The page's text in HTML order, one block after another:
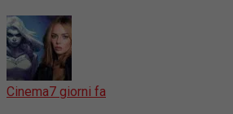
Cinema7 giorni fa